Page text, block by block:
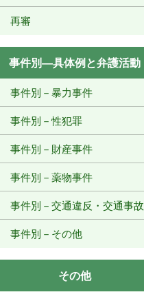
再審
事件別―具体例と弁護活動
事件別－暴力事件
事件別－性犯罪
事件別－財産事件
事件別－薬物事件
事件別－交通違反・交通事故
事件別－その他
その他